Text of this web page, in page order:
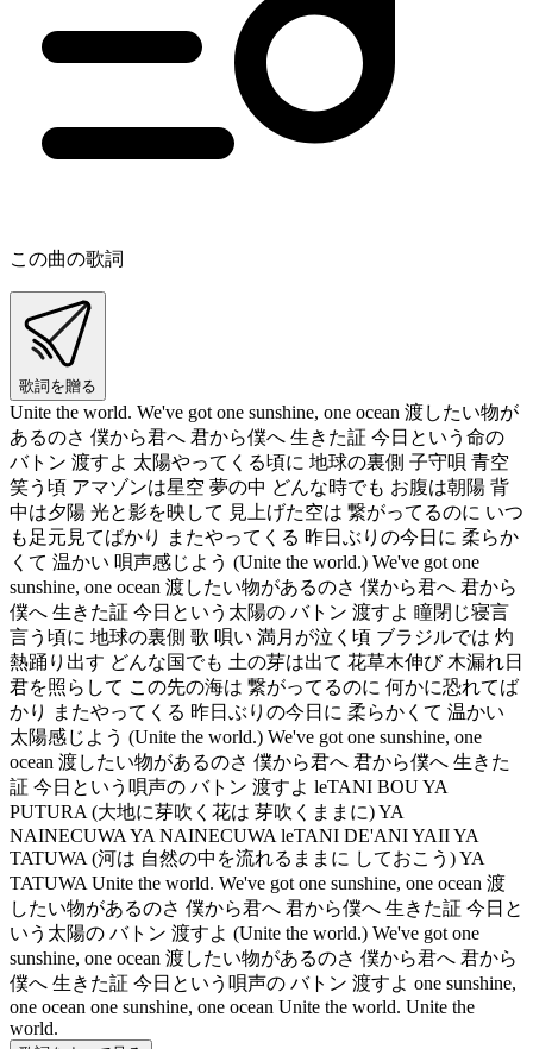
この曲の歌詞
歌詞を贈る
Unite the world. We've got one sunshine, one ocean 渡したい物が
あるのさ 僕から君へ 君から僕へ 生きた証 今日という命の
バトン 渡すよ 太陽やってくる頃に 地球の裏側 子守唄 青空
笑う頃 アマゾンは星空 夢の中 どんな時でも お腹は朝陽 背
中は夕陽 光と影を映して 見上げた空は 繋がってるのに いつ
も足元見てばかり またやってくる 昨日ぶりの今日に 柔らか
くて 温かい 唄声感じよう (Unite the world.) We've got one
sunshine, one ocean 渡したい物があるのさ 僕から君へ 君から
僕へ 生きた証 今日という太陽の バトン 渡すよ 瞳閉じ寝言
言う頃に 地球の裏側 歌 唄い 満月が泣く頃 ブラジルでは 灼
熱踊り出す どんな国でも 土の芽は出て 花草木伸び 木漏れ日
君を照らして この先の海は 繋がってるのに 何かに恐れてば
かり またやってくる 昨日ぶりの今日に 柔らかくて 温かい
太陽感じよう (Unite the world.) We've got one sunshine, one
ocean 渡したい物があるのさ 僕から君へ 君から僕へ 生きた
証 今日という唄声の バトン 渡すよ leTANI BOU YA
PUTURA (大地に芽吹く花は 芽吹くままに) YA
NAINECUWA YA NAINECUWA leTANI DE'ANI YAII YA
TATUWA (河は 自然の中を流れるままに しておこう) YA
TATUWA Unite the world. We've got one sunshine, one ocean 渡
したい物があるのさ 僕から君へ 君から僕へ 生きた証 今日と
いう太陽の バトン 渡すよ (Unite the world.) We've got one
sunshine, one ocean 渡したい物があるのさ 僕から君へ 君から
僕へ 生きた証 今日という唄声の バトン 渡すよ one sunshine,
one ocean one sunshine, one ocean Unite the world. Unite the
world.